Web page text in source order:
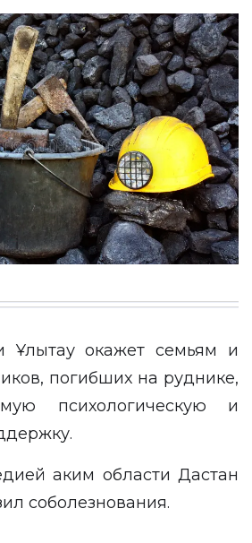
Ұлытау окажет семьям и
погибших на руднике,
психологическую и
аким области Дастан
соболезнования.